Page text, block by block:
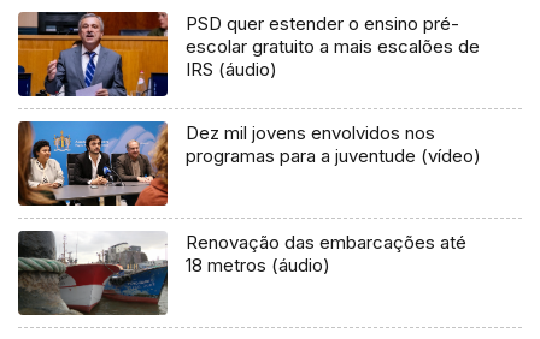
PSD quer estender o ensino pré-
escolar gratuito a mais escalões de
IRS (áudio)
Dez mil jovens envolvidos nos
programas para a juventude (vídeo)
Renovação das embarcações até
18 metros (áudio)